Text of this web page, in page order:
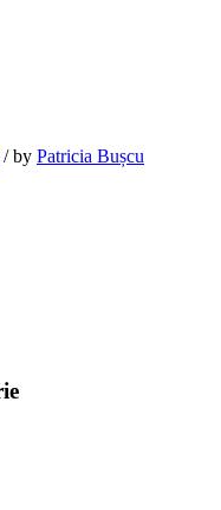
/by Patricia Bușcu